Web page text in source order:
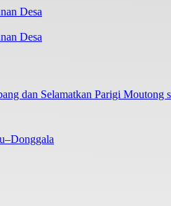
Desa
dan Selamatkan Parigi Moutong